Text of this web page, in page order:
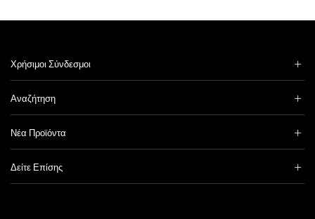
Χρήσιμοι Σύνδεσμοι
Αναζήτηση
Νέα Προϊόντα
Δείτε Επίσης